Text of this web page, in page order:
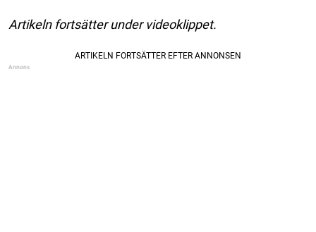
Artikeln fortsätter under videoklippet.